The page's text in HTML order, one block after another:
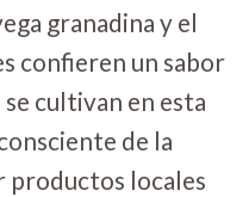
granadina y el
confieren un sabor
cultivan en esta
de la
productos locales